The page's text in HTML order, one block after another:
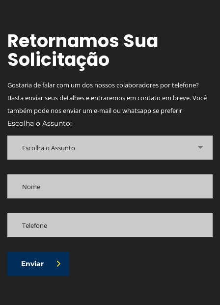
Retornamos Sua
Solicitação
Gostaria de falar com um dos nossos colaboradores por telefone?
Basta enviar seus detalhes e entraremos em contato em breve. Você
também pode nos enviar um e-mail ou whatsapp se preferir
Escolha o Assunto:
Escolha o Assunto
Enviar